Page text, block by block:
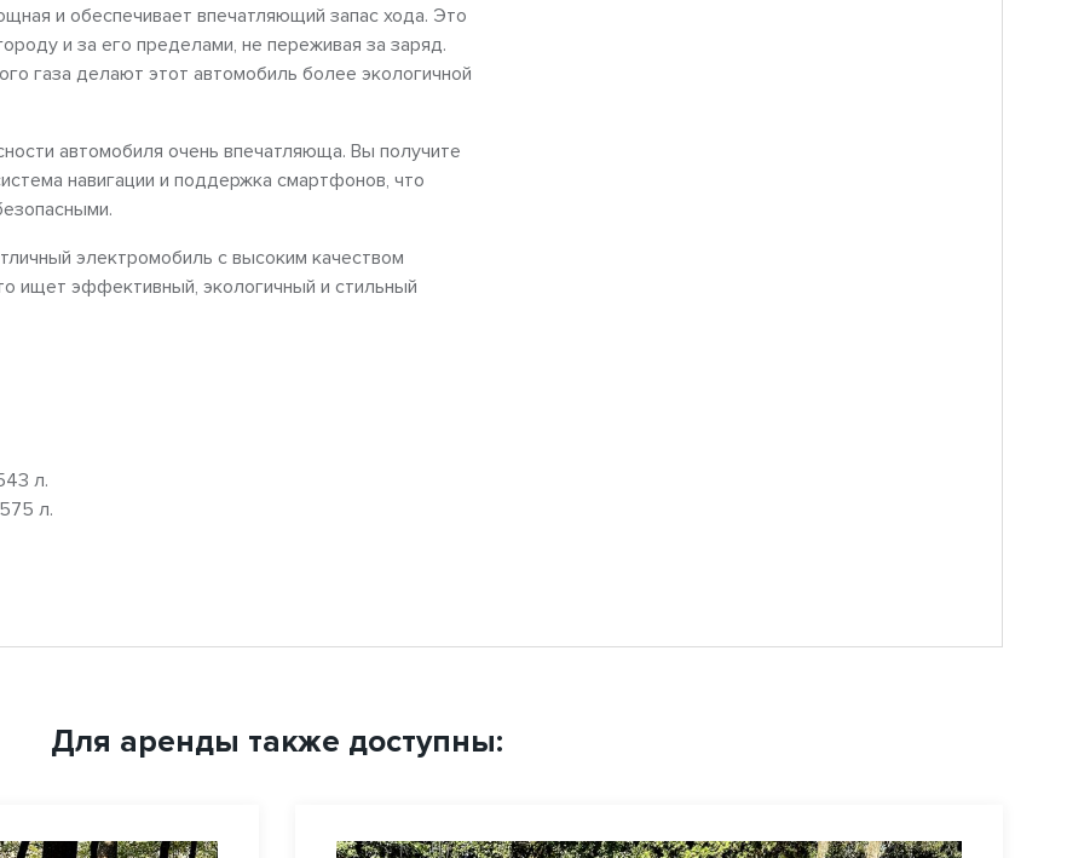
и обеспечивает впечатляющий запас хода. Это
и за его пределами, не переживая за заряд.
газа делают этот автомобиль более экологичной
автомобиля очень впечатляюща. Вы получите
навигации и поддержка смартфонов, что
электромобиль с высоким качеством
ищет эффективный, экологичный и стильный
л.
л.
Для аренды также доступны: